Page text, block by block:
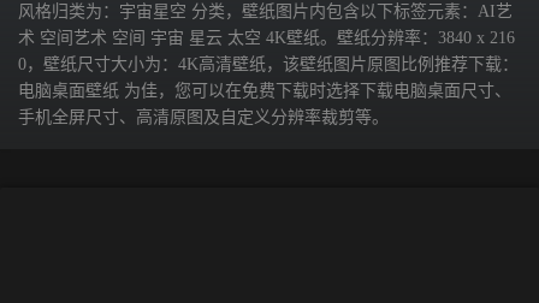
风格归类为：宇宙星空 分类，壁纸图片内包含以下标签元素：AI艺
术 空间艺术 空间 宇宙 星云 太空 4K壁纸。壁纸分辨率：3840 x 216
0，壁纸尺寸大小为：4K高清壁纸，该壁纸图片原图比例推荐下载：
电脑桌面壁纸 为佳，您可以在免费下载时选择下载电脑桌面尺寸、
手机全屏尺寸、高清原图及自定义分辨率裁剪等。